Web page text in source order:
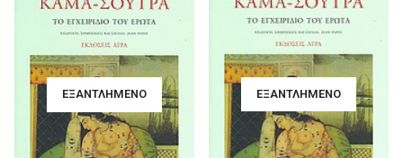
ΕΞΑΝΤΛΗΜΈΝΟ ΕΞΑΝΤΛΗΜΈΝΟ